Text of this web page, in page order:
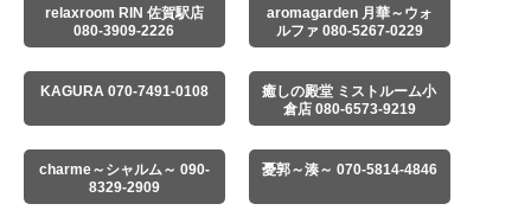
relaxroom RIN 佐賀駅店
080-3909-2226
aromagarden 月華～ウォ
ルファ 080-5267-0229
KAGURA 070-7491-0108
癒しの殿堂 ミストルーム小
倉店 080-6573-9219
charme～シャルム～ 090-
8329-2909
憂郭～湊～ 070-5814-4846